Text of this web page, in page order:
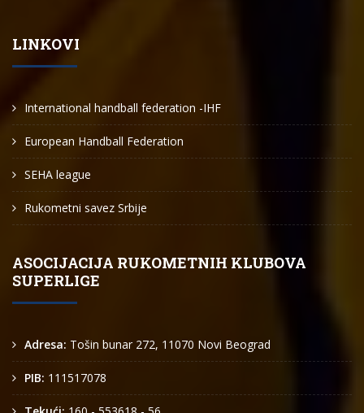
LINKOVI
International handball federation -IHF
European Handball Federation
SEHA league
Rukometni savez Srbije
ASOCIJACIJA RUKOMETNIH KLUBOVA
SUPERLIGE
Adresa: Tošin bunar 272, 11070 Novi Beograd
PIB: 111517078